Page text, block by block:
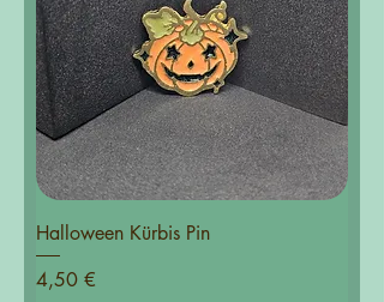
Halloween Kürbis Pin
Preis
4,50 €